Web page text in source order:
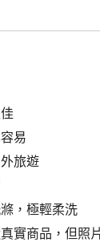
易
旅遊
，極輕柔洗
實商品，但照